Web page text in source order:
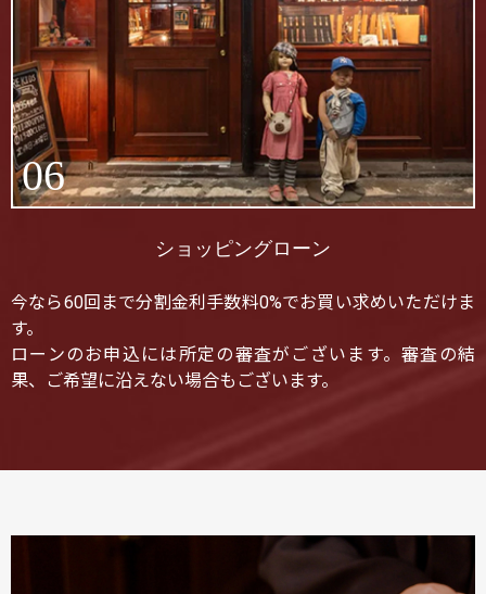
06
ショッピングローン
今なら60回まで分割金利手数料0%でお買い求めいただけま
す。
ローンのお申込には所定の審査がございます。審査の結
果、ご希望に沿えない場合もございます。